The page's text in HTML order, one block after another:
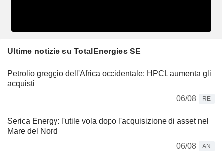
Ultime notizie su TotalEnergies SE
Petrolio greggio dell'Africa occidentale: HPCL aumenta gli
acquisti
06/08
RE
Serica Energy: l'utile vola dopo l'acquisizione di asset nel
Mare del Nord
06/08
AN